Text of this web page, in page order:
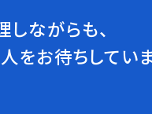
ながらも、
をお待ちしていま